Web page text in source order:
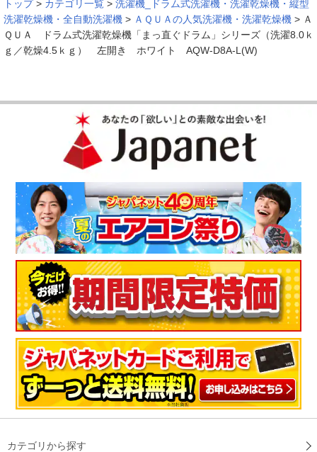
トップ > カテゴリ一覧 > 洗濯機_ドラム式洗濯機・洗濯乾燥機・縦型
洗濯乾燥機・全自動洗濯機 > ＡＱＵＡの人気洗濯機・洗濯乾燥機 > Ａ
ＱＵＡ ドラム式洗濯乾燥機「まっ直ぐドラム」シリーズ（洗濯8.0ｋ
ｇ／乾燥4.5ｋｇ） 左開き ホワイト AQW-D8A-L(W)
カテゴリから探す